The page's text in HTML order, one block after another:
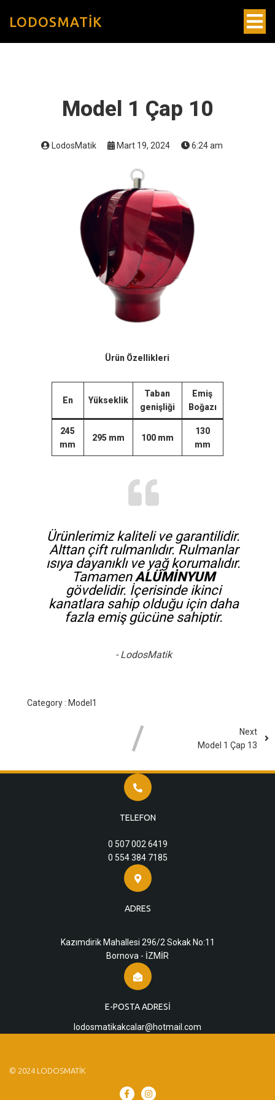
LODOSMATIK
Model 1 Çap 10
LodosMatik Mart 19, 2024 6:24 am
Ürün Özellikleri
En Yükseklik
Taban
genişliği
Emiş
Boğazı
245
mm
295 mm 100 mm
130
mm
Ürünlerimiz kaliteli ve garantilidir.
Alttan çift rulmanlıdır. Rulmanlar
ısıya dayanıklı ve yağ korumalıdır.
TamamenALÜMİNYUM
gövdelidir. İçerisinde ikinci
kanatlara sahip olduğu için daha
fazla emiş gücüne sahiptir.
- LodosMatik
Category : Model1
Next
Model 1 Çap 13
TELEFON
0 507 002 6419
0 554 384 7185
ADRES
Kazımdirik Mahallesi 296/2 Sokak No:11
Bornova - İZMİR
E-POSTA ADRESI
lodosmatikakcalar@hotmail.com
© 2024 LODOSMATIK